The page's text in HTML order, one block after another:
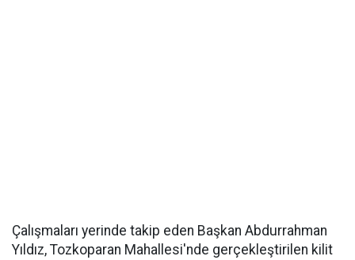
Çalışmaları yerinde takip eden Başkan Abdurrahman
Yıldız, Tozkoparan Mahallesi'nde gerçekleştirilen kilit